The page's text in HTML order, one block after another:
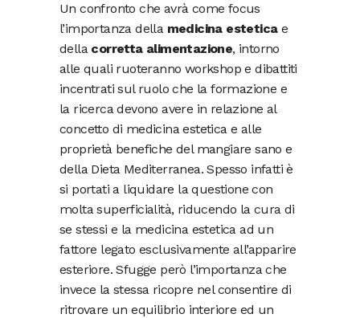
Un confronto che avrà come focus
l’importanza della medicina esteticae
della corretta alimentazione, intorno
alle quali ruoteranno workshop e dibattiti
incentrati sul ruolo che la formazione e
la ricerca devono avere in relazione al
concetto di medicina estetica e alle
proprietà benefiche del mangiare sano e
della Dieta Mediterranea. Spesso infatti è
si portati a liquidare la questione con
molta superficialità, riducendo la cura di
se stessi e la medicina estetica ad un
fattore legato esclusivamente all’apparire
esteriore. Sfugge però l’importanza che
invece la stessa ricopre nel consentire di
ritrovare un equilibrio interiore ed un